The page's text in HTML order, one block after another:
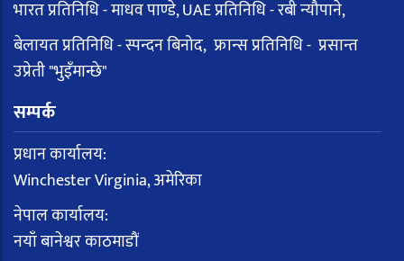
भारत प्रतिनिधि - माधव पाण्डे, UAE प्रतिनिधि - रबी न्यौपाने,
बेलायत प्रतिनिधि - स्पन्दन बिनोद, फ्रान्स प्रतिनिधि - प्रसान्त
उप्रेती "भुइँमान्छे"
सम्पर्क
प्रधान कार्यालय:
Winchester Virginia, अमेरिका
नेपाल कार्यालय:
नयाँ बानेश्वर काठमाडौं